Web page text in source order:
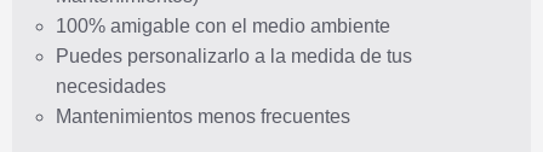
100% amigable con el medio ambiente
Puedes personalizarlo a la medida de tus
necesidades
Mantenimientos menos frecuentes